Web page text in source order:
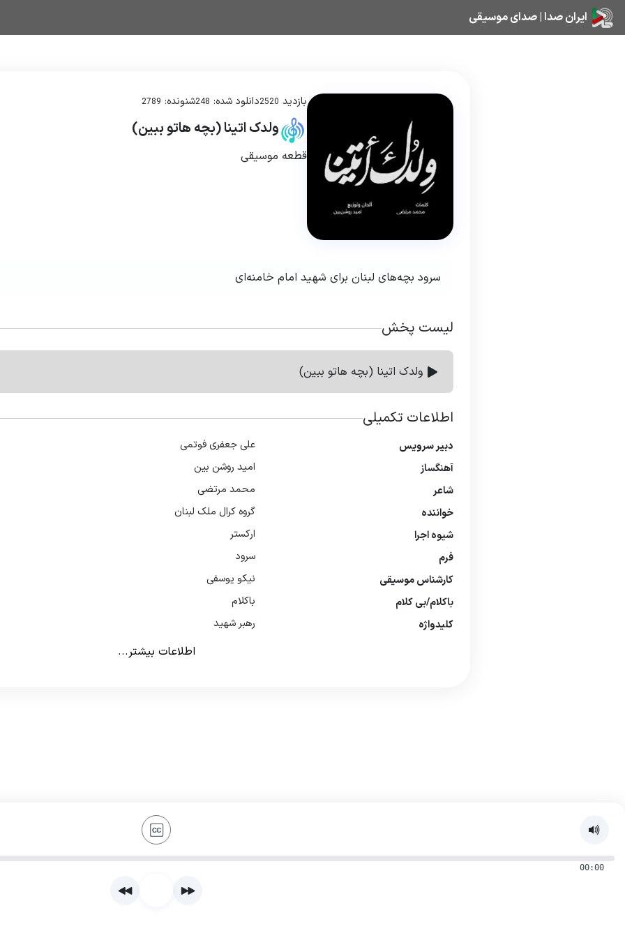
ایران صدا | صدای موسیقی
بازدید 2520دانلود شده: 248شنونده: 2789
ولدک اتینا (بچه هاتو ببین)
قطعه موسیقی
سرود بچه‌های لبنان برای شهید امام خامنه‌ای
لیست پخش
ولدک اتینا (بچه هاتو ببین)
اطلاعات تکمیلی
دبیر سرویس
علی جعفری فوتمی
آهنگساز
امید روشن بین
شاعر
محمد مرتضی
خواننده
گروه کرال ملک لبنان
شیوه اجرا
ارکستر
فرم
سرود
كارشناس موسیقی
نیکو یوسفی
باكلام/بی كلام
باکلام
كلیدواژه
رهبر شهید
اطلاعات بیشتر...
00:00